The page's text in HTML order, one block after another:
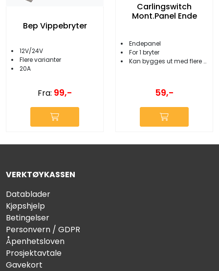
Bep Vippebryter
12V/24V
Flere varianter
20A
Fra: 99,-
Carlingswitch
Mont.Panel Ende
Endepanel
For 1 bryter
Kan bygges ut med flere paneler
59,-
VERKTØYKASSEN
Datablader
Kjøpshjelp
Betingelser
Personvern / GDPR
Åpenhetsloven
Prosjektavtale
Gavekort